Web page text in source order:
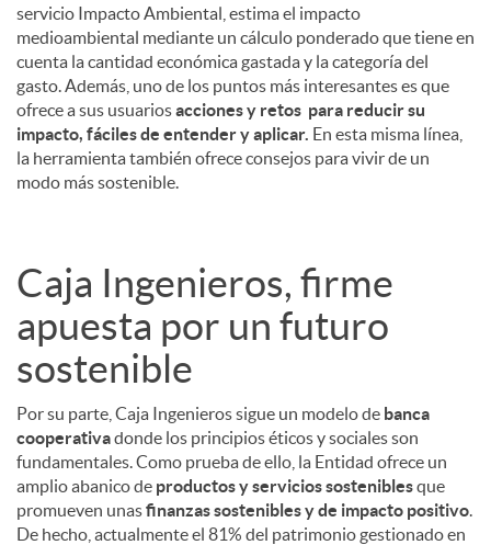
servicio Impacto Ambiental, estima el impacto
medioambiental mediante un cálculo ponderado que tiene en
cuenta la cantidad económica gastada y la categoría del
gasto. Además, uno de los puntos más interesantes es que
ofrece a sus usuariosacciones y retos para reducir su
impacto, fáciles de entender y aplicar. En esta misma línea,
la herramienta también ofrece consejos para vivir de un
modo más sostenible.
Caja Ingenieros, firme
apuesta por un futuro
sostenible
Por su parte, Caja Ingenieros sigue un modelo de banca
cooperativadonde los principios éticos y sociales son
fundamentales. Como prueba de ello, la Entidad ofrece un
amplio abanico de productos y servicios sosteniblesque
promueven unasfinanzas sostenibles y de impacto positivo.
De hecho, actualmente el 81% del patrimonio gestionado en